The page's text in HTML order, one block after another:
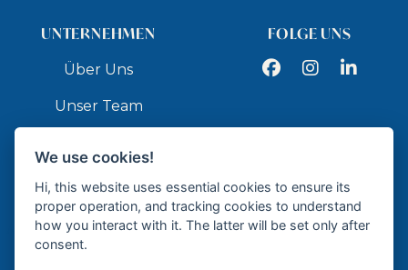
UNTERNEHMEN
Über Uns
Unser Team
Kontakt
FOLGE UNS
FacebookInstagramLinkedIn
We use cookies!
Hi, this website uses essential cookies to ensure its
proper operation, and tracking cookies to understand
how you interact with it. The latter will be set only after
consent.